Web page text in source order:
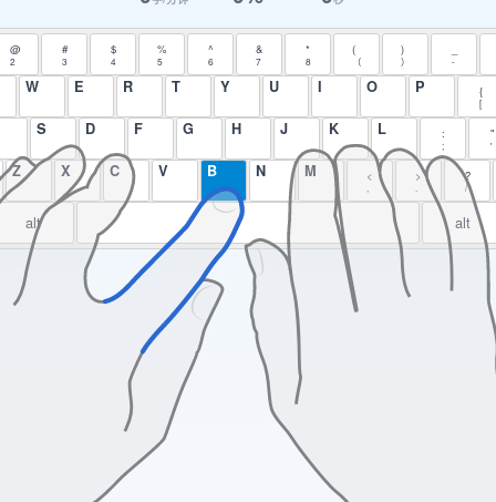
@
2
#
3
$
4
%
5
^
6
&
7
*
8
(
（
)
） -
W E R T Y U I O P {
[
S D F G H J K L :
;
"
'
Z X C V B N M < > ?
/
alt alt